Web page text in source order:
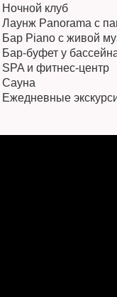
Ночной клуб
Лаунж Panorama с
Бар Piano с живой
Бар-буфет у
SPA и фитнес-центр
Сауна
Ежедневные